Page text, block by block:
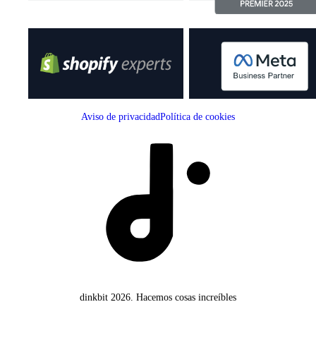
dinkbit 2026. Hacemos cosas increíbles
Aviso de privacidadPolítica de cookies